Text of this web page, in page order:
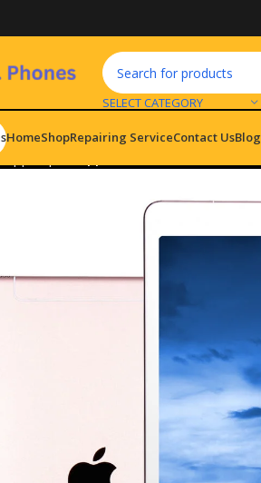
SELECT CATEGORY
HomeShopRepairing ServiceContact UsBlog